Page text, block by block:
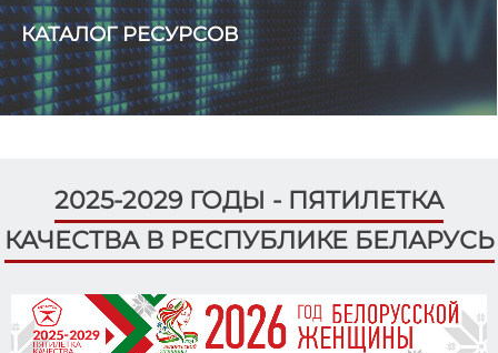
КАТАЛОГ РЕСУРСОВ
2025-2029 ГОДЫ - ПЯТИЛЕТКА
КАЧЕСТВА В РЕСПУБЛИКЕ БЕЛАРУСЬ